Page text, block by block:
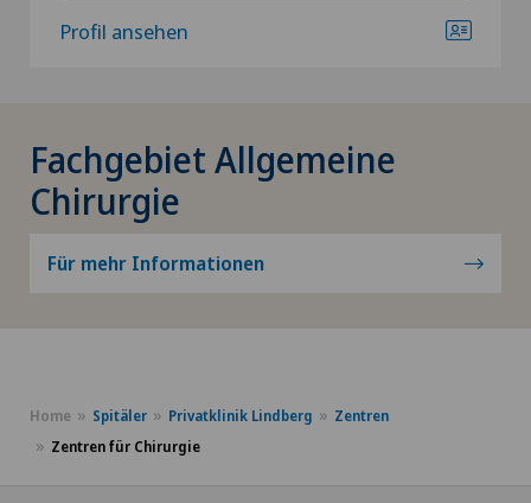
Profil ansehen
Fachgebiet Allgemeine
Chirurgie
Für mehr Informationen
Home Spitäler Privatklinik Lindberg
Zentren
Zentren für Chirurgie